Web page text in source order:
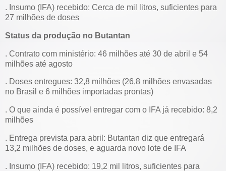
. Insumo (IFA) recebido: Cerca de mil litros, suficientes para
27 milhões de doses
Status da produção no Butantan
. Contrato com ministério: 46 milhões até 30 de abril e 54
milhões até agosto
. Doses entregues: 32,8 milhões (26,8 milhões envasadas
no Brasil e 6 milhões importadas prontas)
. O que ainda é possível entregar com o IFA já recebido: 8,2
milhões
. Entrega prevista para abril: Butantan diz que entregará
13,2 milhões de doses, e aguarda novo lote de IFA
. Insumo (IFA) recebido: 19,2 mil litros, suficientes para